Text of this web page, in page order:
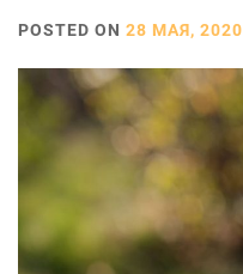
POSTED ON 28 МАЯ, 2020